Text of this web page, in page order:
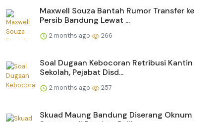
Maxwell Souza Bantah Rumor Transfer ke
Persib Bandung Lewat ...
2 months ago 266
Soal Dugaan Kebocoran Retribusi Kantin
Sekolah, Pejabat Disd...
2 months ago 257
Skuad Maung Bandung Diserang Oknum